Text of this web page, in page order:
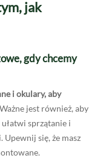
jak
gdy chcemy
i okulary, aby
Ważne jest również, aby
sprzątanie i
się, że masz